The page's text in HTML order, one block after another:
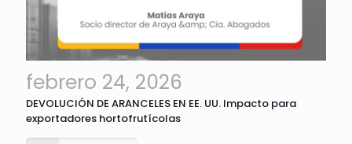
febrero 24, 2026
DEVOLUCIÓN DE ARANCELES EN EE. UU. Impacto para
exportadores hortofrutícolas